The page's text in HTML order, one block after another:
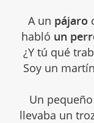
A un pájaro
habló un
¿Y tú qué
Soy un
Un pequeño
llevaba un